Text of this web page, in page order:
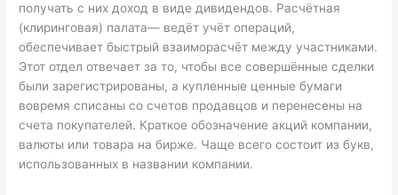
получать с них доход в виде дивидендов. Расчётная
(клиринговая) палата— ведёт учёт операций,
обеспечивает быстрый взаиморасчёт между участниками.
Этот отдел отвечает за то, чтобы все совершённые сделки
были зарегистрированы, а купленные ценные бумаги
вовремя списаны со счетов продавцов и перенесены на
счета покупателей. Краткое обозначение акций компании,
валюты или товара на бирже. Чаще всего состоит из букв,
использованных в названии компании.